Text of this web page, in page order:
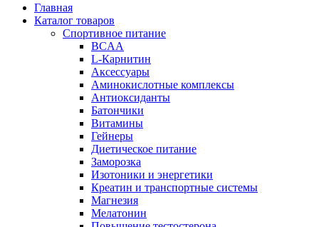
Главная
Каталог товаров
Спортивное питание
BCAA
L-Карнитин
Аксессуары
Аминокислотные комплексы
Антиоксиданты
Батончики
Витамины
Гейнеры
Диетическое питание
Заморозка
Изотоники и энергетики
Креатин и транспортные системы
Магнезия
Мелатонин